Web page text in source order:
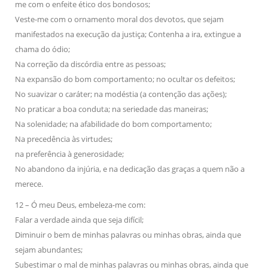
me com o enfeite ético dos bondosos;
Veste-me com o ornamento moral dos devotos, que sejam
manifestados na execução da justiça; Contenha a ira, extingue a
chama do ódio;
Na correção da discórdia entre as pessoas;
Na expansão do bom comportamento; no ocultar os defeitos;
No suavizar o caráter; na modéstia (a contenção das ações);
No praticar a boa conduta; na seriedade das maneiras;
Na solenidade; na afabilidade do bom comportamento;
Na precedência às virtudes;
na preferência à generosidade;
No abandono da injúria, e na dedicação das graças a quem não a
merece.
12 – Ó meu Deus, embeleza-me com:
Falar a verdade ainda que seja difícil;
Diminuir o bem de minhas palavras ou minhas obras, ainda que
sejam abundantes;
Subestimar o mal de minhas palavras ou minhas obras, ainda que